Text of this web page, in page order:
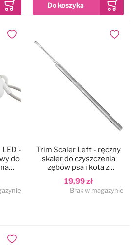
-
do
Dodaj do ulubionych
19,99 zł
Trim Scaler Left - ręczny
skaler do czyszczenia
zębów psa i kota z
kamienia nazębnego,
lewostronny
Brak w magazynie
Dodaj
Dodaj do ulubionych